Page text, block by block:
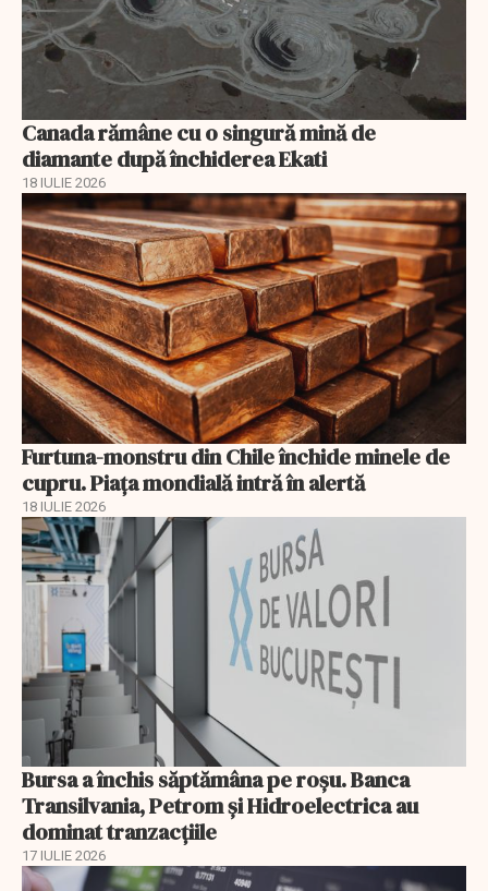
Canada rămâne cu o singură mină de
diamante după închiderea Ekati
18 IULIE 2026
Furtuna-monstru din Chile închide minele de
cupru. Piața mondială intră în alertă
18 IULIE 2026
Bursa a închis săptămâna pe roșu. Banca
Transilvania, Petrom și Hidroelectrica au
dominat tranzacțiile
17 IULIE 2026